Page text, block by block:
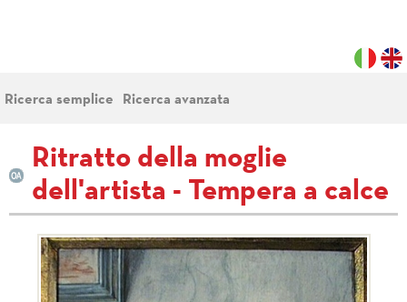
Ricerca semplice Ricerca avanzata
Ritratto della moglie
dell'artista - Tempera a calce